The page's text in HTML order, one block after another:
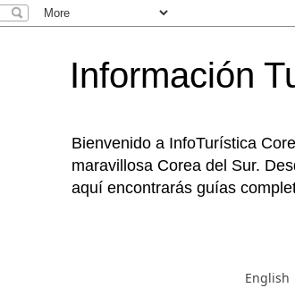
Información
Bienvenido a InfoTurística
maravillosa Corea del Sur.
aquí encontrarás guías
English